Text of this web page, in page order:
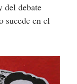
del debate
sucede en el